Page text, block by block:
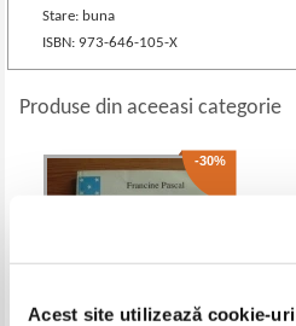
Acest site utilizează cookie-uri
Stare: buna
ISBN: 973-646-105-X
Produse din aceeasi categorie
-30%